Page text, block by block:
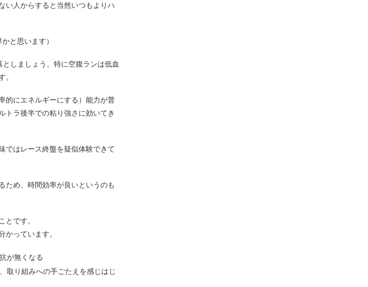
い人からすると当然いつもよりハ
と思います）
しましょう。特に空腹ランは低血
的にエネルギーにする）能力が普
トラ後半での粘り強さに効いてき
ではレース終盤を疑似体験できて
ため、時間効率が良いというのも
です。
っています。
が無くなる
取り組みへの手ごたえを感じはじ